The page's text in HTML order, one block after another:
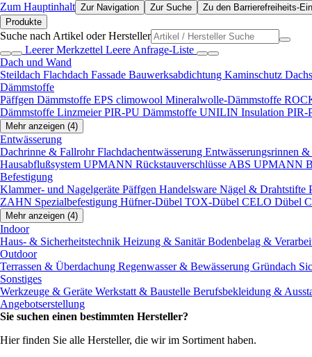
Zum Hauptinhalt Zur Navigation Zur Suche
Zu den Barrierefreiheits-
Produkte
Suche nach Artikel oder Hersteller
Leerer Merkzettel Leere Anfrage-Liste
Dach und Wand
Steildach Flachdach Fassade Bauwerksabdichtung Kaminschutz
Dämmstoffe
Päffgen Dämmstoffe EPS climowool Mineralwolle-Dämmstoffe
Dämmstoffe Linzmeier PIR-PU Dämmstoffe UNILIN Insulation PIR-
Mehr anzeigen (4)
Entwässerung
Dachrinne & FallrohrFlachdachentwässerung Entwässerungsrinnen &
Hausabflußsystem UPMANN Rückstauverschlüsse ABS UPMANN
Befestigung
Klammer- und Nagelgeräte Päffgen Handelsware Nägel & Drahtstifte
ZAHN Spezialbefestigung Hüfner-Dübel TOX-Dübel CELO Dübel
Mehr anzeigen (4)
Indoor
Haus- & Sicherheitstechnik Heizung & SanitärBodenbelag &
Outdoor
Terrassen & Überdachung Regenwasser & Bewässerung Gründach
Sonstiges
Werkzeuge & Geräte Werkstatt & Baustelle Berufsbekleidung &
Angebotserstellung
Sie suchen einen bestimmten Hersteller?
Hier finden Sie alle Hersteller, die wir im Sortiment haben.